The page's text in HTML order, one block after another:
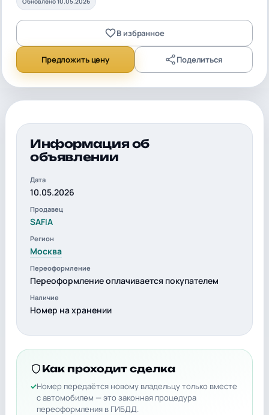
В избранное
Предложить цену Поделиться
Информация об
объявлении
Дата
10.05.2026
Продавец
SAFIA
Регион
Москва
Переоформление
Переоформление оплачивается покупателем
Наличие
Номер на хранении
Как проходит сделка
Номер передаётся новому владельцу только вместе
с автомобилем — это законная процедура
переоформления в ГИБДД.